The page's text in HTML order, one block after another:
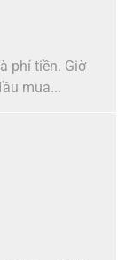
phí tiền. Giờ
mua...